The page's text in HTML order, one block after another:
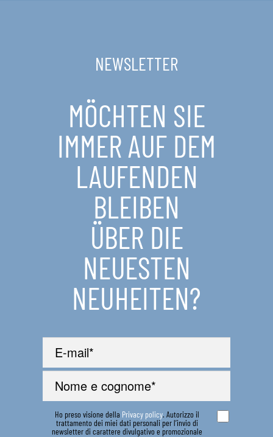
NEWSLETTER
MÖCHTEN SIE
IMMER AUF DEM
LAUFENDEN
BLEIBEN
ÜBER DIE
NEUESTEN
NEUHEITEN?
Ho preso visione della Privacy policy. Autorizzo il
trattamento dei miei dati personali per l’invio di
newsletter di carattere divulgativo e promozionale